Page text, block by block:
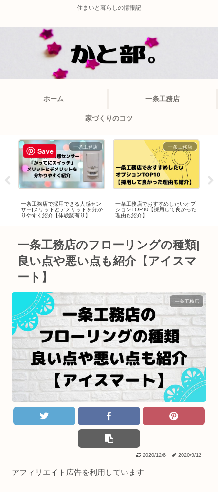
住まいと暮らしの情報記
ホーム 一条工務店
家づくりのコツ
一条工務店
一条工務店で採用できる人感セン
サー|メリットとデメリットを分か
りやすく紹介【体験談有り】
一条工務店
一条工務店でおすすめしたいオプ
ションTOP10【採用して良かった
理由も紹介】
一条工務店のフローリングの種類|
良い点や悪い点も紹介【アイスマ
ート】
一条工務店
2020/12/8 2020/9/12
アフィリエイト広告を利用しています
Save